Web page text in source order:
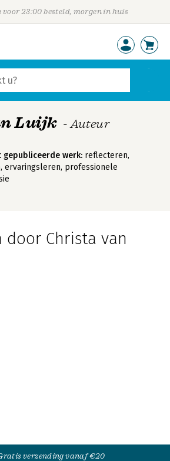
voor 23:00 besteld, morgen in huis
Luijk - Auteur
gepubliceerde werk: reflecteren,
ervaringsleren, professionele
door Christa van
verzending vanaf €20